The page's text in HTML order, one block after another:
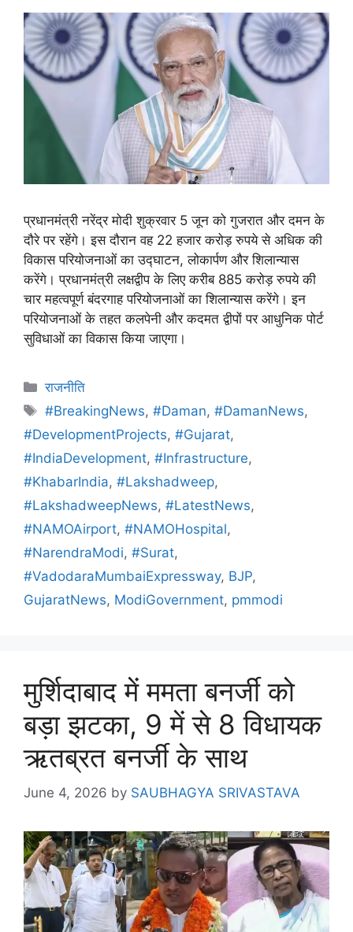
प्रधानमंत्री नरेंद्र मोदी शुक्रवार 5 जून को गुजरात और दमन के
दौरे पर रहेंगे। इस दौरान वह 22 हजार करोड़ रुपये से अधिक की
विकास परियोजनाओं का उद्घाटन, लोकार्पण और शिलान्यास
करेंगे। प्रधानमंत्री लक्षद्वीप के लिए करीब 885 करोड़ रुपये की
चार महत्वपूर्ण बंदरगाह परियोजनाओं का शिलान्यास करेंगे। इन
परियोजनाओं के तहत कलपेनी और कदमत द्वीपों पर आधुनिक पोर्ट
सुविधाओं का विकास किया जाएगा।
राजनीति
#BreakingNews,#Daman,#DamanNews,
#DevelopmentProjects, #Gujarat,
#IndiaDevelopment, #Infrastructure,
#KhabarIndia, #Lakshadweep,
#LakshadweepNews, #LatestNews,
#NAMOAirport, #NAMOHospital,
#NarendraModi, #Surat,
#VadodaraMumbaiExpressway, BJP,
GujaratNews, ModiGovernment, pmmodi
मुर्शिदाबाद में ममता बनर्जी को
बड़ा झटका, 9 में से 8 विधायक
ऋतब्रत बनर्जी के साथ
June 4, 2026 by SAUBHAGYA SRIVASTAVA